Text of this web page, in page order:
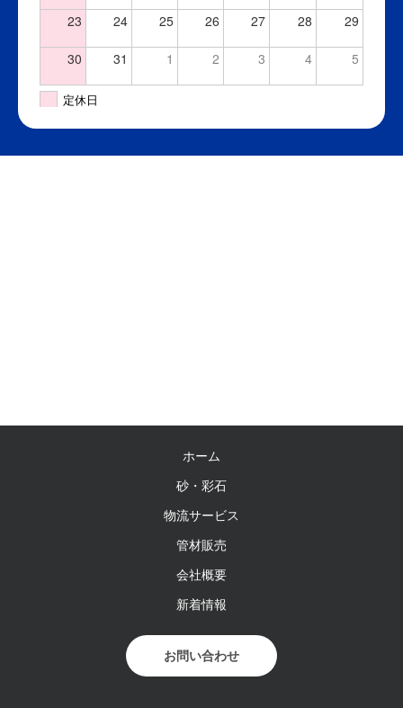
23 24 25 26 27 28 29
30 31 1 2 3 4 5
定休日
ホーム
砂・彩石
物流サービス
管材販売
会社概要
新着情報
お問い合わせ